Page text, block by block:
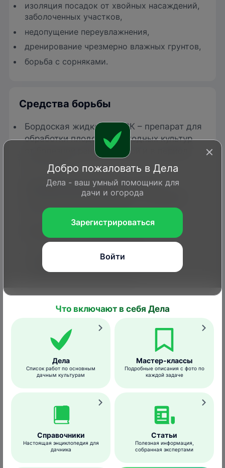
изоляция посадок от хвойных насаждений,
заболоченных участков,
недопущение переувлажнения,
дренирование чрезмерно влажных грунтов,
борьба с сорняками.
Средства борьбы
Бордоская жидкость, ВСК – препарат для
обработки плодовых и ягодных культур
от болезней ранней весной и в период
вегетации.
Препаративная форма– водно-
суспензионный концентрат.
флаконы 100 мл и 500 мл.
Преимущества препарата
защищает от парши, монилиоза,
коккомикоза, плодовой гнили и
различных пятнистостей;
не засоряет форсунки опрыскивателя;
не вызывает ожогов на растениях.
Фитоспорин-М – природный биофунгицид
для защиты растений и посадочного
материала от грибковых и
бактериальных болезней.
Препаративная форма и упаковка
порошок (пакеты по 10 и 30 г), паста
(пакет 200 г), жидкость (флакон 110 г).
Преимущества препарат
Добро пожаловать в Дела
Дела - ваш умный помощник для
дачи и огорода
Зарегистрироваться
Войти
Что включают в себя Дела
Дела
Список работ по основным
дачным культурам
Мастер-классы
Подробные описания с фото по
каждой задаче
Справочники
Настоящая энциклопедия для
дачника
Статьи
Полезная информация,
собранная экспертами